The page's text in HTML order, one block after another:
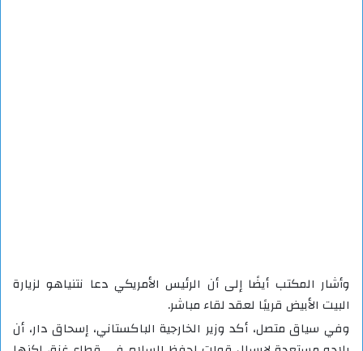
وأشار المكتب أيضًا إلى أن الرئيس الأمريكي دعا نتنياهو لزيارة
البيت الأبيض قريبًا لعقد لقاء مباشر.
وفي سياق متصل، أكد وزير الخارجية الباكستاني، إسحاق دار، أن